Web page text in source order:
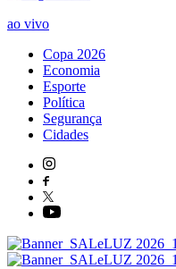
ao vivo
Copa 2026
Economia
Esporte
Política
Segurança
Cidades